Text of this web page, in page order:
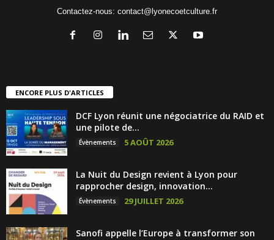
Contactez-nous: contact@lyonecoetculture.fr
ENCORE PLUS D'ARTICLES
DCF Lyon réunit une négociatrice du RAID et
une pilote de...
Évènements 5 AOÛT 2026
La Nuit du Design revient à Lyon pour
rapprocher design, innovation...
Évènements 29 JUILLET 2026
Sanofi appelle l’Europe à transformer son